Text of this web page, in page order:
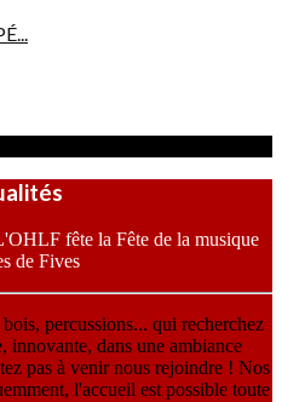
fête la Fête de la musique
de Fives
percussions... qui recherchez
innovante, dans une ambiance
pas à venir nous rejoindre ! Nos
l'accueil est possible toute